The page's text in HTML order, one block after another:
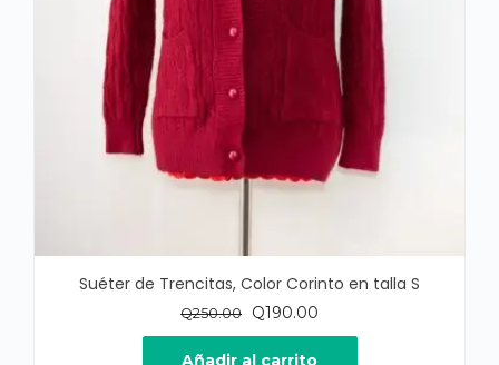
Suéter de Trencitas, Color Corinto en talla S
Q250.00
El
precio
original
Q190.00
precio
Añadir al carrito